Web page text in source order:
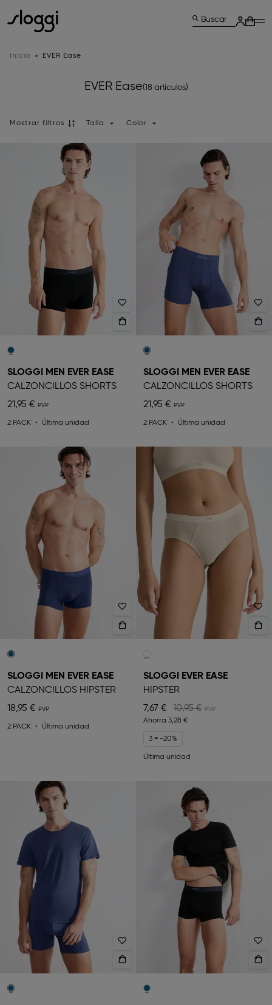
Buscar
Inicio EVER Ease
EVER Ease(18 artículos)
Mostrar filtros Talla Color
SLOGGI MEN EVER EASE
CALZONCILLOS SHORTS
21,95 €
2 PACK Última unidad
SLOGGI MEN EVER EASE
CALZONCILLOS SHORTS
21,95 €
2 PACK Última unidad
SLOGGI MEN EVER EASE
CALZONCILLOS HIPSTER
18,95 €
2 PACK Última unidad
SLOGGI EVER EASE
HIPSTER
7,67 €
10,95 €
Ahorra 3,28 €
3 = -20%
Última unidad